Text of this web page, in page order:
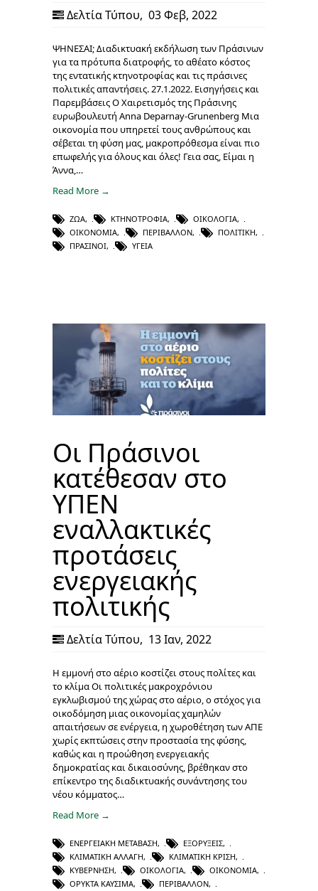
Δελτία Τύπου, 03 Φεβ, 2022
ΨΗΝΕΣΑΙ; Διαδικτυακή εκδήλωση των Πράσινων
για τα πρότυπα διατροφής, το αθέατο κόστος
της εντατικής κτηνοτροφίας και τις πράσινες
πολιτικές απαντήσεις. 27.1.2022. Εισηγήσεις και
Παρεμβάσεις Ο Χαιρετισμός της Πράσινης
ευρωβουλευτή Anna Deparnay-Grunenberg Μια
οικονομία που υπηρετεί τους ανθρώπους και
σέβεται τη φύση μας, μακροπρόθεσμα είναι πιο
επωφελής για όλους και όλες! Γεια σας, Είμαι η
Άννα,…
Read More →
ΖΏΑ, ΚΤΗΝΟΤΡΟΦΊΑ, ΟΙΚΟΛΟΓΊΑ,
ΟΙΚΟΝΟΜΊΑ, ΠΕΡΙΒΆΛΛΟΝ, ΠΟΛΙΤΙΚΉ,
ΠΡΆΣΙΝΟΙ, ΥΓΕΊΑ
Οι Πράσινοι
κατέθεσαν στο
ΥΠΕΝ
εναλλακτικές
προτάσεις
ενεργειακής
πολιτικής
Δελτία Τύπου, 13 Ιαν, 2022
Η εμμονή στο αέριο κοστίζει στους πολίτες και
το κλίμα Οι πολιτικές μακροχρόνιου
εγκλωβισμού της χώρας στο αέριο, ο στόχος για
οικοδόμηση μιας οικονομίας χαμηλών
απαιτήσεων σε ενέργεια, η χωροθέτηση των ΑΠΕ
χωρίς εκπτώσεις στην προστασία της φύσης,
καθώς και η προώθηση ενεργειακής
δημοκρατίας και δικαιοσύνης, βρέθηκαν στο
επίκεντρο της διαδικτυακής συνάντησης του
νέου κόμματος…
Read More →
ΕΝΕΡΓΕΙΑΚΉ ΜΕΤΆΒΑΣΗ, ΕΞΟΡΎΞΕΙΣ,
ΚΛΙΜΑΤΙΚΉ ΑΛΛΑΓΉ, ΚΛΙΜΑΤΙΚΉ ΚΡΊΣΗ,
ΚΥΒΈΡΝΗΣΗ, ΟΙΚΟΛΟΓΊΑ, ΟΙΚΟΝΟΜΊΑ,
ΟΡΥΚΤΆ ΚΑΎΣΙΜΑ, ΠΕΡΙΒΆΛΛΟΝ,